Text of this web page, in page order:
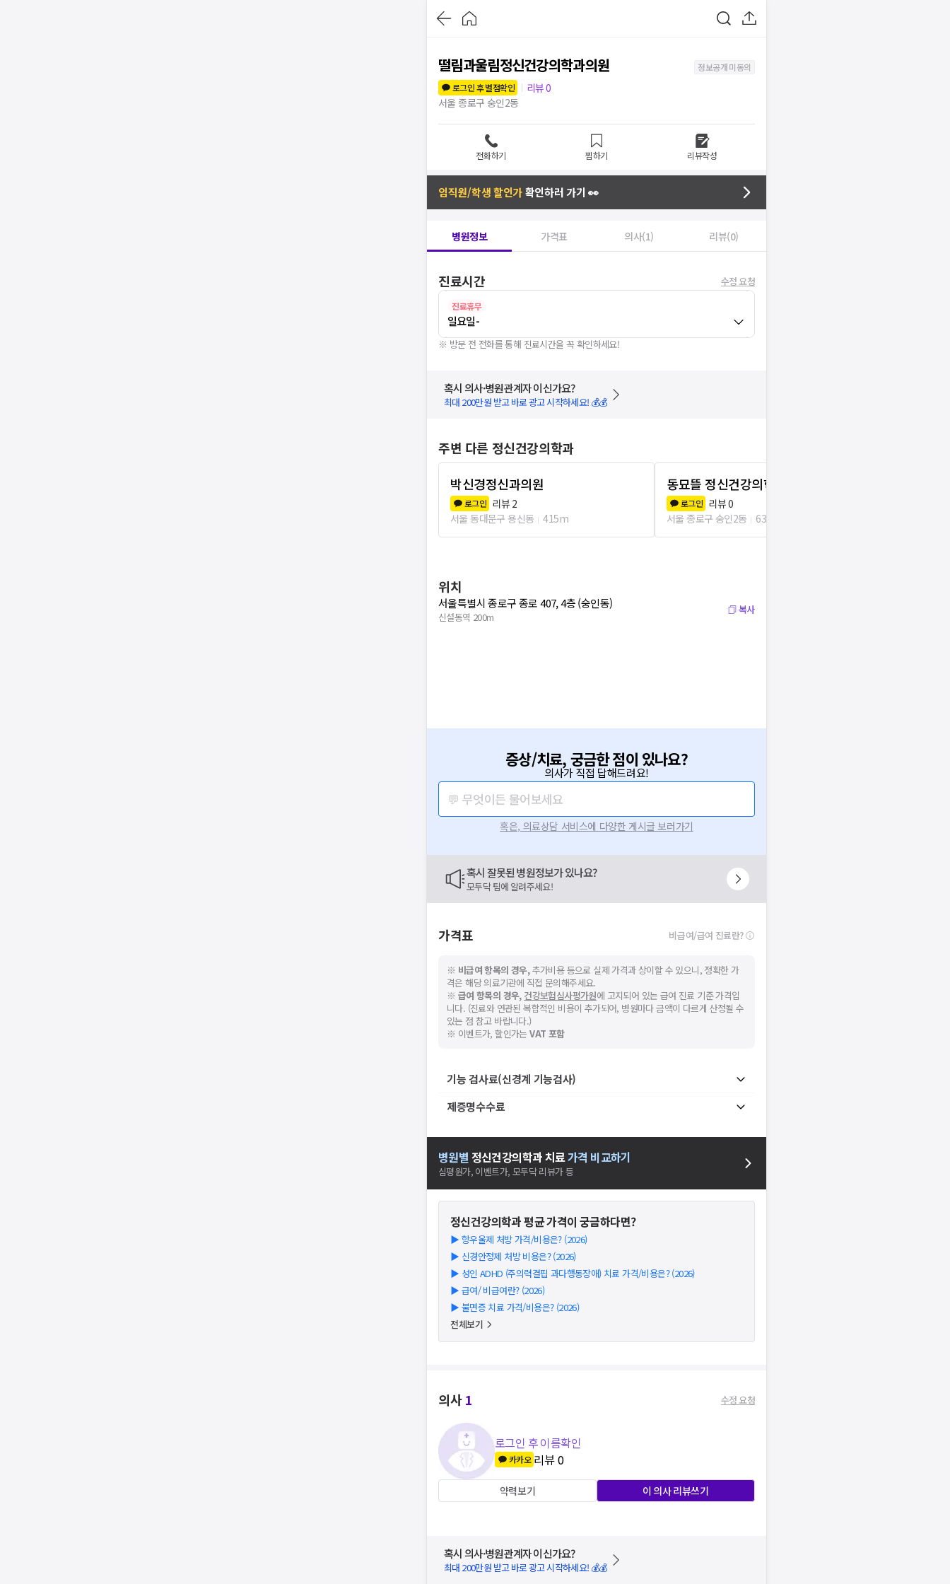
떨림과울림정신건강의학과의원
정보공개 미동의
로그인 후 별점확인
리뷰0
서울 종로구 숭인2동
전화하기 찜하기 리뷰작성
임직원/학생 할인가확인하러 가기 👀
병원정보 가격표 의사(1) 리뷰(0)
진료시간 수정 요청
진료휴무
일요일-
※ 방문 전 전화를 통해 진료시간을 꼭 확인하세요!
혹시 의사·병원관계자 이신가요?
최대 200만원 받고 바로 광고 시작하세요! 💰💰
주변 다른 정신건강의학과
박신경정신과의원
로그인 리뷰 2
서울 동대문구 용신동
415m
동묘뜰 정신건강의학과의원
로그인 리뷰0
서울 종로구 숭인2동
630m
위치
서울특별시 종로구 종로 407, 4층 (숭인동)
신설동역 200m
복사
증상/치료, 궁금한 점이 있나요?
의사가 직접 답해드려요!
💬 무엇이든 물어보세요
혹은, 의료상담 서비스에 다양한 게시글 보러가기
혹시 잘못된 병원정보가 있나요?
모두닥 팀에 알려주세요!
가격표 비급여/급여 진료란?
※ 비급여 항목의 경우,추가비용 등으로 실제 가격과 상이할 수 있으니, 정확한 가
격은 해당 의료기관에 직접 문의해주세요.
※ 급여 항목의 경우, 건강보험심사평가원에 고지되어 있는 급여 진료 기준 가격입
니다. (진료와 연관된 복합적인 비용이 추가되어, 병원마다 금액이 다르게 산정될 수
있는 점 참고 바랍니다.)
※ 이벤트가, 할인가는VAT 포함
기능 검사료(신경계 기능검사)
제증명수수료
병원별 정신건강의학과치료가격 비교하기
심평원가, 이벤트가, 모두닥 리뷰가 등
정신건강의학과평균 가격이 궁금하다면?
▶ 항우울제 처방 가격/비용은? (2026)
▶ 신경안정제 처방 비용은? (2026)
▶ 성인 ADHD (주의력결핍 과다행동장애) 치료 가격/비용은? (2026)
▶ 급여/ 비급여란? (2026)
▶ 불면증 치료 가격/비용은? (2026)
전체보기
의사1 수정 요청
로그인 후 이름확인
카카오 리뷰0
약력보기 이 의사 리뷰쓰기
혹시 의사·병원관계자 이신가요?
최대 200만원 받고 바로 광고 시작하세요! 💰💰